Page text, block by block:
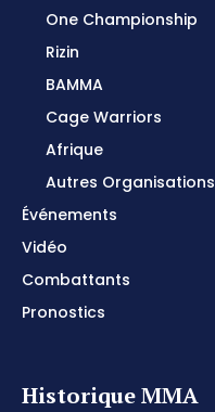
One Championship
Rizin
BAMMA
Cage Warriors
Afrique
Autres Organisations
Événements
Vidéo
Combattants
Pronostics
Historique MMA